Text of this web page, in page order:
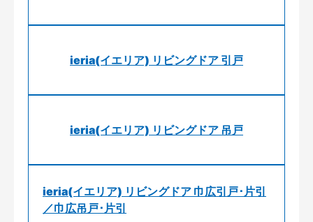
ieria(イエリア) リビングドア 引戸
ieria(イエリア) リビングドア 吊戸
ieria(イエリア) リビングドア 巾広引戸･片引
／巾広吊戸･片引